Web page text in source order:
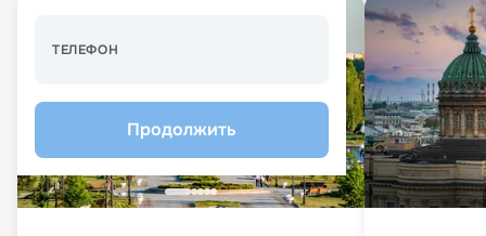
ТЕЛЕФОН
Продолжить